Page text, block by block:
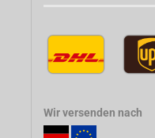
Wir versenden nach